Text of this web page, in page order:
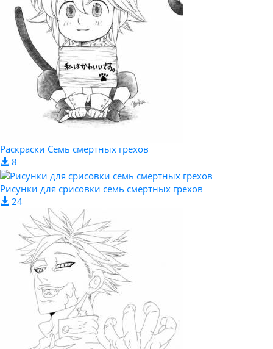
Раскраски Семь смертных грехов
8
Рисунки для срисовки семь смертных грехов
24